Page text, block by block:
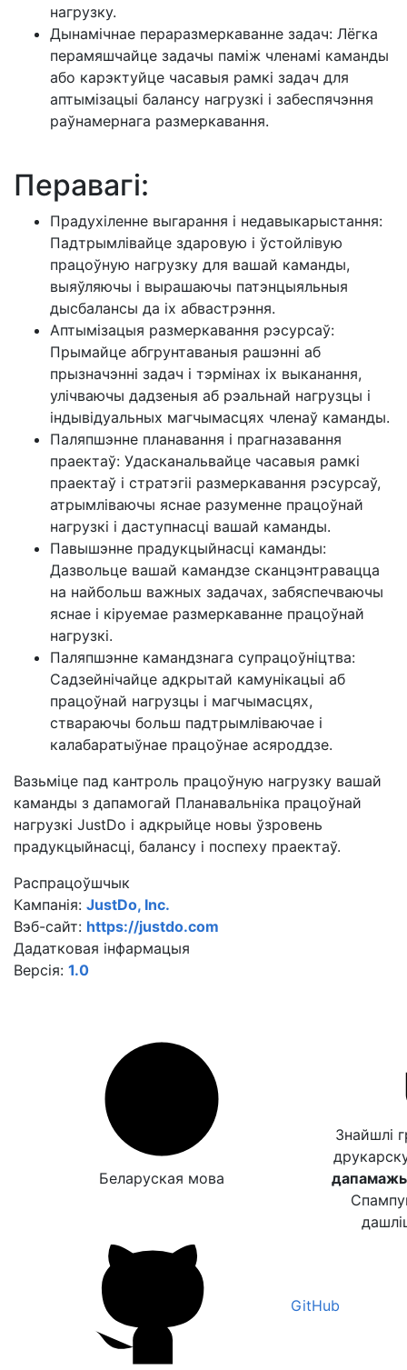
нагрузку.
Дынамічнае пераразмеркаванне задач: Лёгка
перамяшчайце задачы паміж членамі каманды
або карэктуйце часавыя рамкі задач для
аптымізацыі балансу нагрузкі і забеспячэння
раўнамернага размеркавання.
Перавагі:
Прадухіленне выгарання і недавыкарыстання:
Падтрымлівайце здаровую і ўстойлівую
працоўную нагрузку для вашай каманды,
выяўляючы і вырашаючы патэнцыяльныя
дысбалансы да іх абвастрэння.
Аптымізацыя размеркавання рэсурсаў:
Прымайце абгрунтаваныя рашэнні аб
прызначэнні задач і тэрмінах іх выканання,
улічваючы дадзеныя аб рэальнай нагрузцы і
індывідуальных магчымасцях членаў каманды.
Паляпшэнне планавання і прагназавання
праектаў: Удасканальвайце часавыя рамкі
праектаў і стратэгіі размеркавання рэсурсаў,
атрымліваючы яснае разуменне працоўнай
нагрузкі і даступнасці вашай каманды.
Павышэнне прадукцыйнасці каманды:
Дазвольце вашай камандзе сканцэнтравацца
на найбольш важных задачах, забяспечваючы
яснае і кіруемае размеркаванне працоўнай
нагрузкі.
Паляпшэнне камандзнага супрацоўніцтва:
Садзейнічайце адкрытай камунікацыі аб
працоўнай нагрузцы і магчымасцях,
ствараючы больш падтрымліваючае і
калабаратыўнае працоўнае асяроддзе.
Вазьміце пад кантроль працоўную нагрузку вашай
каманды з дапамогай Планавальніка працоўнай
нагрузкі JustDo і адкрыйце новы ўзровень
прадукцыйнасці, балансу і поспеху праектаў.
Распрацоўшчык
Кампанія: JustDo, Inc.
Вэб-сайт: https://justdo.com
Дадатковая інфармацыя
Версія: 1.0
Беларуская мова
Знайшлі
GitHub